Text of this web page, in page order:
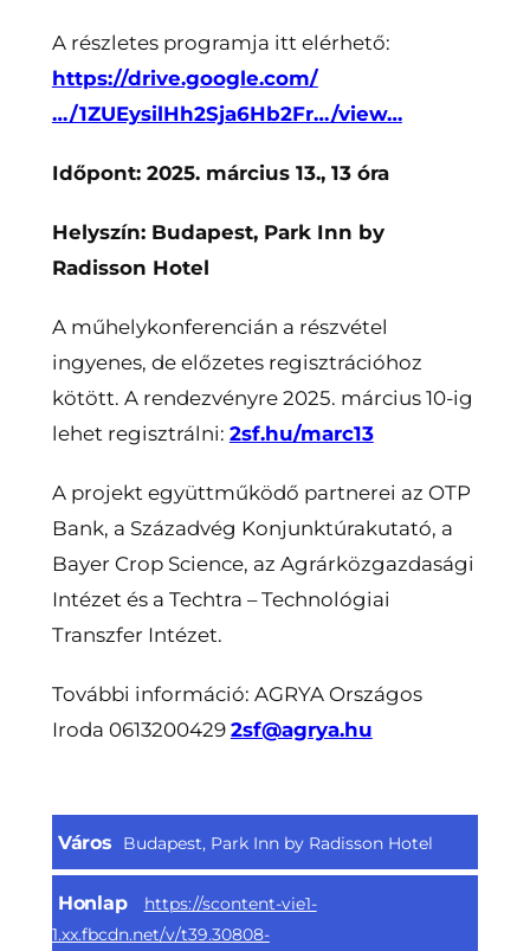
A részletes programja itt elérhető:
https://drive.google.com/
…/1ZUEysilHh2Sja6Hb2Fr…/view…
Időpont: 2025. március 13., 13 óra
Helyszín: Budapest, Park Inn by
Radisson Hotel
A műhelykonferencián a részvétel
ingyenes, de előzetes regisztrációhoz
kötött. A rendezvényre 2025. március 10-ig
lehet regisztrálni: 2sf.hu/marc13
A projekt együttműködő partnerei az OTP
Bank, a Századvég Konjunktúrakutató, a
Bayer Crop Science, az Agrárközgazdasági
Intézet és a Techtra – Technológiai
Transzfer Intézet.
További információ: AGRYA Országos
Iroda 0613200429 2sf@agrya.hu
Város Budapest, Park Inn by Radisson Hotel
Honlap
https://scontent-vie1-
1.xx.fbcdn.net/v/t39.30808-